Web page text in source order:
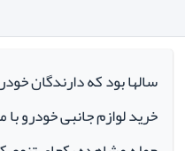
سالها بود که دارندگان
خرید لوازم جانبی خودرو